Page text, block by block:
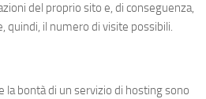
del proprio sito e, di conseguenza,
quindi, il numero di visite possibili.
la bontà di un servizio di hosting sono